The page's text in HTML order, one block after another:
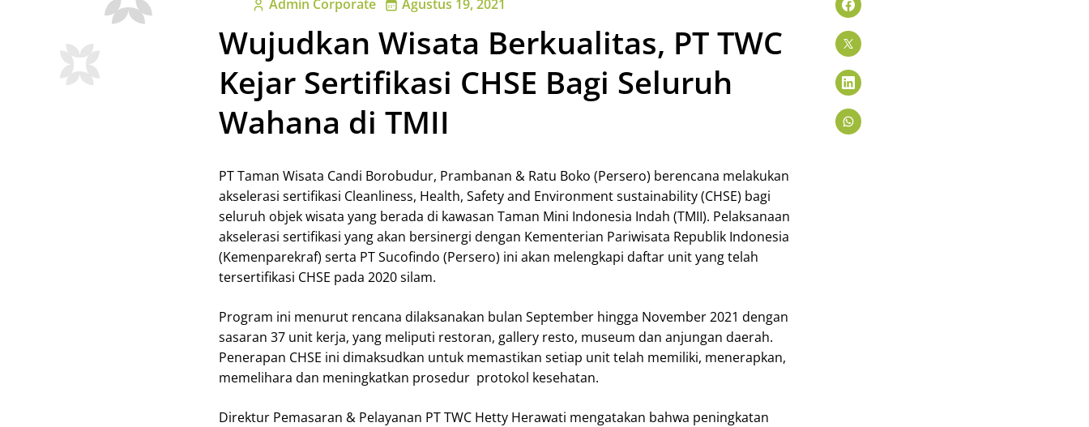
Admin Corporate
Agustus 19, 2021
Wujudkan Wisata Berkualitas, PT TWC
Kejar Sertifikasi CHSE Bagi Seluruh
Wahana di TMII
PT Taman Wisata Candi Borobudur, Prambanan & Ratu Boko (Persero) berencana melakukan
akselerasi sertifikasi Cleanliness, Health, Safety and Environment sustainability (CHSE) bagi
seluruh objek wisata yang berada di kawasan Taman Mini Indonesia Indah (TMII). Pelaksanaan
akselerasi sertifikasi yang akan bersinergi dengan Kementerian Pariwisata Republik Indonesia
(Kemenparekraf) serta PT Sucofindo (Persero) ini akan melengkapi daftar unit yang telah
tersertifikasi CHSE pada 2020 silam.
Program ini menurut rencana dilaksanakan bulan September hingga November 2021 dengan
sasaran 37 unit kerja, yang meliputi restoran, gallery resto, museum dan anjungan daerah.
Penerapan CHSE ini dimaksudkan untuk memastikan setiap unit telah memiliki, menerapkan,
memelihara dan meningkatkan prosedur protokol kesehatan.
Direktur Pemasaran & Pelayanan PT TWC Hetty Herawati mengatakan bahwa peningkatan